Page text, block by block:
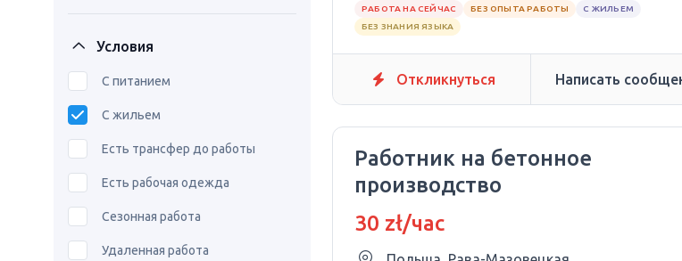
Условия
С питанием
С жильем
Есть трансфер до работы
Есть рабочая одежда
Сезонная работа
Удаленная работа
РАБОТА НА СЕЙЧАС
БЕЗ ОПЫТА РАБОТЫ
С ЖИЛЬЕМ
БЕЗ ЗНАНИЯ ЯЗЫКА
Откликнуться Написать
Работник на бетонное
производство
30 zł/час